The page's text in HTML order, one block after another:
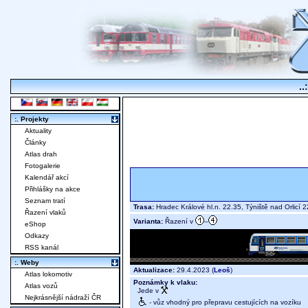
Trasa: Hradec Králové hl.n. 22.35, Týniště nad
Varianta: Řazení v –
Aktualizace: 29.4.2023 (Leoš)
Poznámky k vlaku:
Jede v
- vůz vhodný pro přepravu cestujících na vozíku
:. Projekty
Aktuality
Články
Atlas drah
Fotogalerie
Kalendář akcí
Přihlášky na akce
Seznam tratí
Řazení vlaků
eShop
Odkazy
RSS kanál
:. Weby
Atlas lokomotiv
Atlas vozů
Nejkrásnější nádraží ČR